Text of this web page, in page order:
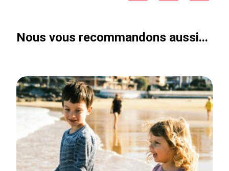
Nous vous recommandons aussi...